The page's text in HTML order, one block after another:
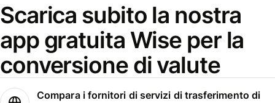
Scarica subito la nostra
app gratuita Wise per la
conversione di valute
Compara i fornitori di servizi di trasferimento di